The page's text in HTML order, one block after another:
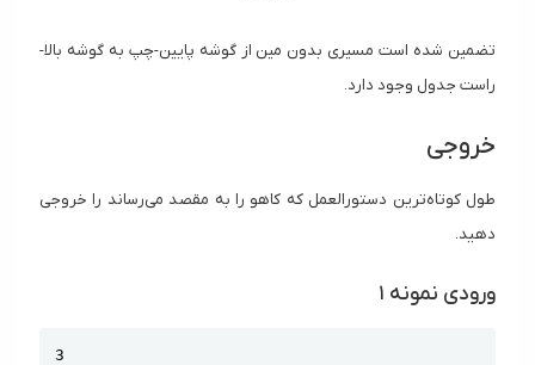
تضمین شده است مسیری بدون مین از گوشه پایین-چپ به گوشه بالا-
راست جدول وجود دارد.
خروجی
طول کوتاه‌ترین دستورالعمل که کاهو را به مقصد می‌رساند را خروجی
دهید.
ورودی نمونه ۱
3